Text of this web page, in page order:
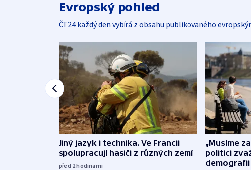
Evropský pohled
ČT24 každý den vybírá z obsahu publikovaného
Jiný jazyk i technika. Ve Francii
spolupracují hasiči z různých zemí
před 2hodinami
„Musíme
politici
demografii